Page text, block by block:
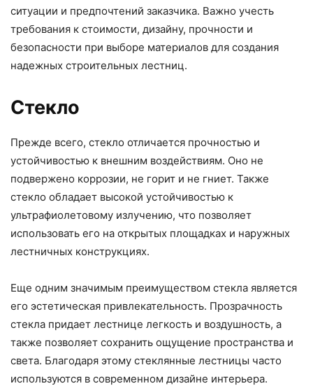
ситуации и предпочтений заказчика. Важно учесть
требования к стоимости, дизайну, прочности и
безопасности при выборе материалов для создания
надежных строительных лестниц.
Стекло
Прежде всего, стекло отличается прочностью и
устойчивостью к внешним воздействиям. Оно не
подвержено коррозии, не горит и не гниет. Также
стекло обладает высокой устойчивостью к
ультрафиолетовому излучению, что позволяет
использовать его на открытых площадках и наружных
лестничных конструкциях.
Еще одним значимым преимуществом стекла является
его эстетическая привлекательность. Прозрачность
стекла придает лестнице легкость и воздушность, а
также позволяет сохранить ощущение пространства и
света. Благодаря этому стеклянные лестницы часто
используются в современном дизайне интерьера.